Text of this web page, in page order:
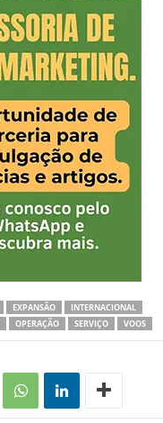
EXPANSÃO
INTERNACIONAL
OPERAÇÃO SERVIÇO VOOS